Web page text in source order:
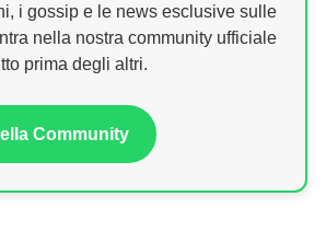
i gossip e le news esclusive sulle
nella nostra community ufficiale
prima degli altri.
Community